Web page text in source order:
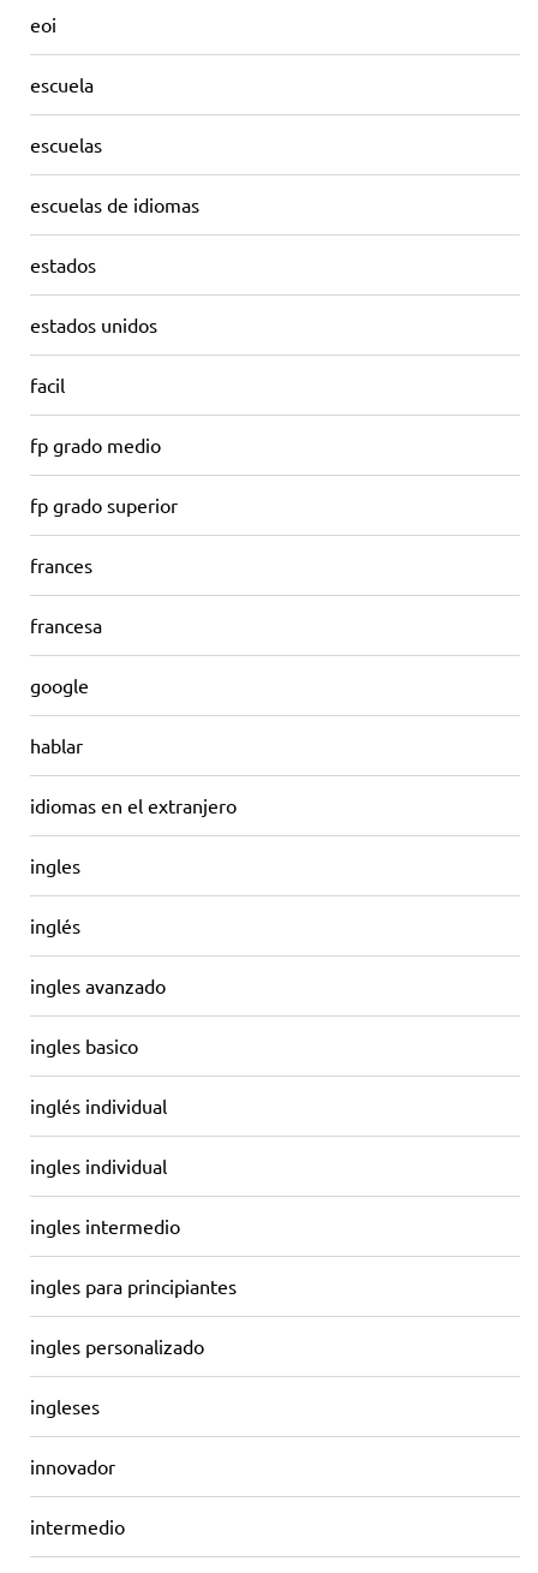
eoi
escuela
escuelas
escuelas de idiomas
estados
estados unidos
facil
fp grado medio
fp grado superior
frances
francesa
google
hablar
idiomas en el extranjero
ingles
inglés
ingles avanzado
ingles basico
inglés individual
ingles individual
ingles intermedio
ingles para principiantes
ingles personalizado
ingleses
innovador
intermedio